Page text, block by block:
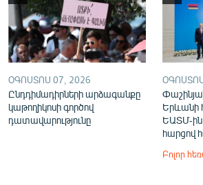
ՕԳՈՍՏՈՍ 07, 2026
Ընդդիմադիրների արձագանքը
կաթողիկոսի գործով
դատավարությունը
Երևանի
ԵԱՏՄ-
հարցով
Բոլոր